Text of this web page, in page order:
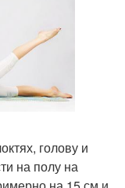
голову и
на полу на